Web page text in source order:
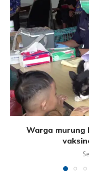
Warga murung